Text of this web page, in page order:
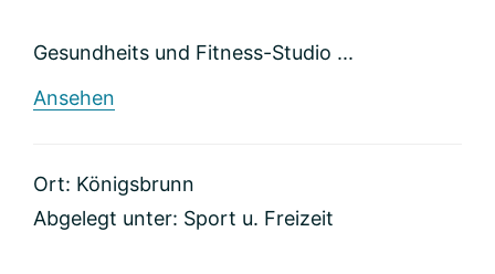
Gesundheits und Fitness-Studio ...
Ansehen
Ort: Königsbrunn
Abgelegt unter: Sport u. Freizeit